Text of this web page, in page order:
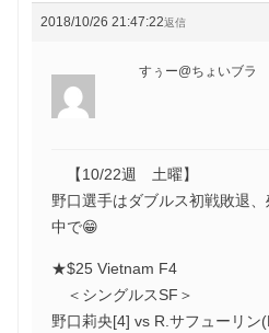
2018/10/26 21:47:22返信
すぅー@ちょいブラ
【10/22週 土曜】
野口選手はダブルス初戦敗退
中で😁
★$25 Vietnam F4
＜シングルスSF＞
野口莉央[4] vs R.サフューリン